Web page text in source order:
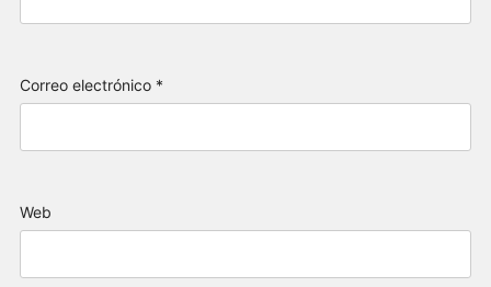
Correo electrónico *
Web